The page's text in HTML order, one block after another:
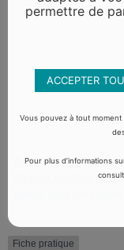
Accueil particuliers>
dans le secteur privé
Fiche pratique
permettre de
ACCEPTER
Vous pouvez à tout
Pour plus d’informations